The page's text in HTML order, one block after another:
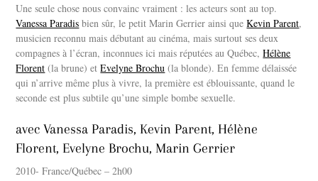
Une seule chose nous convainc vraiment : les acteurs sont au top.
Vanessa Paradis bien sûr, le petit Marin Gerrier ainsi queKevin Parent,
musicien reconnu mais débutant au cinéma, mais surtout ses deux
compagnes à l’écran, inconnues ici mais réputées au Québec,Hélène
Florent (la brune) etEvelyne Brochu (la blonde). En femme délaissée
qui n’arrive même plus à vivre, la première est éblouissante, quand le
seconde est plus subtile qu’une simple bombe sexuelle.
avec Vanessa Paradis, Kevin Parent, Hélène
Florent, Evelyne Brochu, Marin Gerrier
2010- France/Québec – 2h00